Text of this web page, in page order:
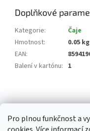
Pro plnou funkčnost a
Doplňkové
Kategorie:
Čaje
Hmotnost:
0.05 kg
EAN:
Balení v kartónu: 1
á